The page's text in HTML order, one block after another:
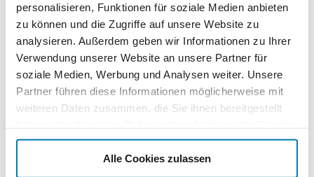
personalisieren, Funktionen für soziale Medien anbieten
zu können und die Zugriffe auf unsere Website zu
analysieren. Außerdem geben wir Informationen zu Ihrer
Verwendung unserer Website an unsere Partner für
soziale Medien, Werbung und Analysen weiter. Unsere
Partner führen diese Informationen möglicherweise mit
weiteren Daten zusammen, die Sie ihnen bereitgestellt
gesammelt haben.
Alle Cookies zulassen